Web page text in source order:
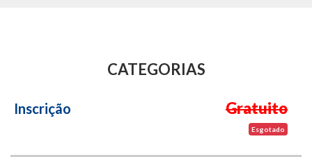
CATEGORIAS
Inscrição Gratuito
Esgotado